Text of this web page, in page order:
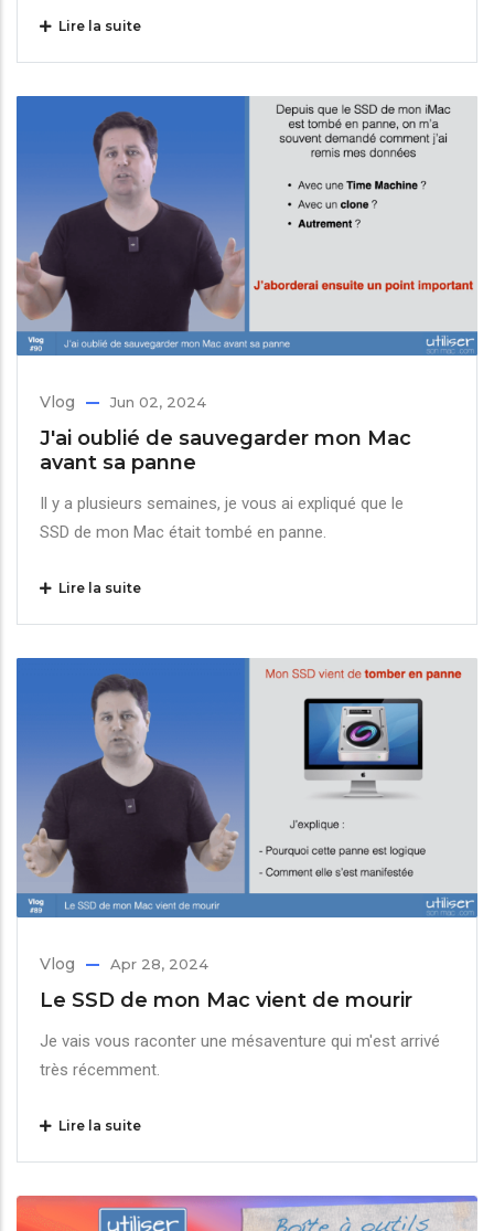
Lire la suite
Vlog Jun 02, 2024
J'ai oublié de sauvegarder mon Mac
avant sa panne
Il y a plusieurs semaines, je vous ai expliqué que le
SSD de mon Mac était tombé en panne.
Lire la suite
Vlog Apr 28, 2024
Le SSD de mon Mac vient de mourir
Je vais vous raconter une mésaventure qui m'est arrivé
très récemment.
Lire la suite